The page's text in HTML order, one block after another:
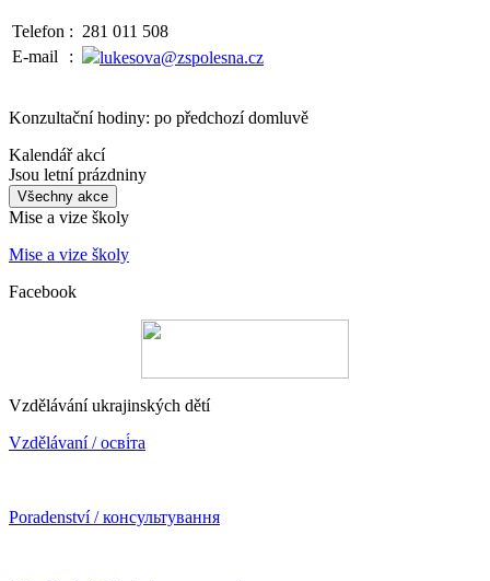
Telefon : 281 011 508
E-mail
: lukesova@zspolesna.cz
Konzultační hodiny: po předchozí domluvě
Kalendář akcí
Jsou letní prázdniny
Všechny akce
Mise a vize školy
Mise a vize školy
Facebook
Vzdělávání ukrajinských dětí
Vzdělávaní / осві́та
Poradenství / консультування